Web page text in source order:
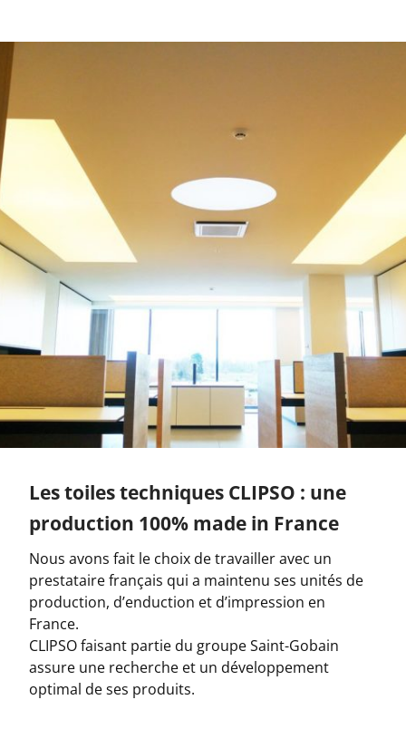
Les toiles techniques CLIPSO : une
production 100% made in France
Nous avons fait le choix de travailler avec un
prestataire français qui a maintenu ses unités de
production, d’enduction et d’impression en
France.
CLIPSO faisant partie du groupe Saint-Gobain
assure une recherche et un développement
optimal de ses produits.